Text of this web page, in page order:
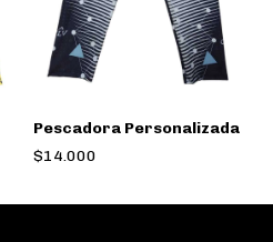
Pescadora Personalizada
$14.000